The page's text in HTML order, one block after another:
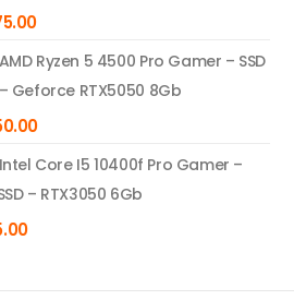
Ryzen 5 4500 Pro Gamer – SSD
Geforce RTX5050 8Gb
Core I5 10400f Pro Gamer –
– RTX3050 6Gb